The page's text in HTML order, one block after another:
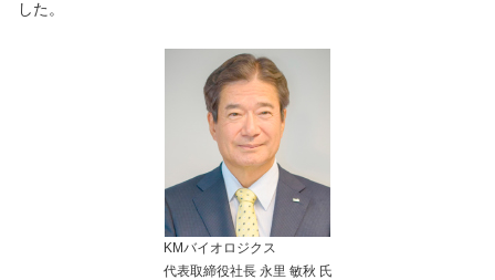
した。
KMバイオロジクス
代表取締役社長 永里 敏秋 氏